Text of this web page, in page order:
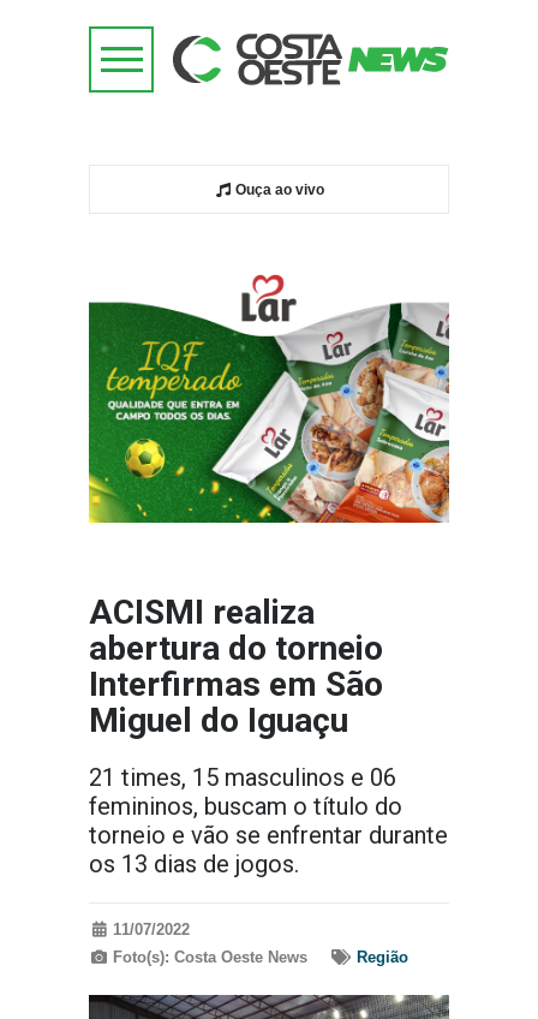
Ouça ao vivo
ACISMI realiza
abertura do torneio
Interfirmas em São
Miguel do Iguaçu
21 times, 15 masculinos e 06
femininos, buscam o título do
torneio e vão se enfrentar durante
os 13 dias de jogos.
11/07/2022
Foto(s): Costa Oeste News
Região